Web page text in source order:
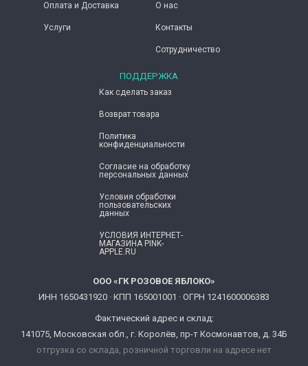
Оплата и Доставка
Услуги
О нас
Контакты
Сотрудничество
ПОДДЕРЖКА
Как сделать заказ
Возврат товара
Политика
конфиденциальности
Согласие ​на обработку
персональных данных
Условия обработки
пользовательских
данных
УСЛОВИЯ ИНТЕРНЕТ-
МАГАЗИНА PINK-
APPLE.RU
ООО «ГК РОЗОВОЕ ЯБЛОКО»
ИНН 1650431920 · КПП 165001001 · ОГРН 1241600006383
Фактический адрес и склад:
141075, Московская обл., г. Королёв, пр-т Космонавтов, д. 34Б
отгрузка со склада, розничной торговли на адресе нет